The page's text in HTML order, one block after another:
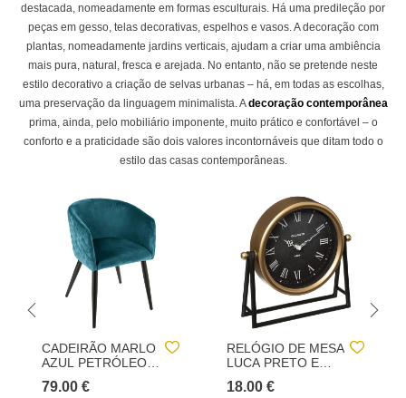
destacada, nomeadamente em formas esculturais. Há uma predileção por
peças em gesso, telas decorativas, espelhos e vasos. A decoração com
plantas, nomeadamente jardins verticais, ajudam a criar uma ambiência
mais pura, natural, fresca e arejada. No entanto, não se pretende neste
estilo decorativo a criação de selvas urbanas – há, em todas as escolhas,
uma preservação da linguagem minimalista. Adecoração contemporânea
prima, ainda, pelo mobiliário imponente, muito prático e confortável – o
conforto e a praticidade são dois valores incontornáveis que ditam todo o
estilo das casas contemporâneas.
CADEIRÃO MARLO
AZUL PETRÓLEO
79.00 €
RELÓGIO DE MESA
LUCA PRETO E
18.00 €